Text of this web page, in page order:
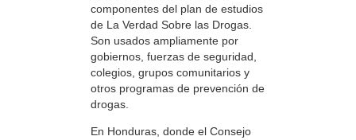
componentes del plan de estudios
de La Verdad Sobre las Drogas.
Son usados ampliamente por
gobiernos, fuerzas de seguridad,
colegios, grupos comunitarios y
otros programas de prevención de
drogas.
En Honduras, donde el Consejo